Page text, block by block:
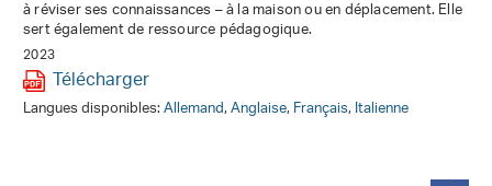
à réviser ses connaissances – à la maison ou en déplacement. Elle
sert également de ressource pédagogique.
2023
Télécharger
Langues disponibles:Allemand,Anglaise,Français,Italienne